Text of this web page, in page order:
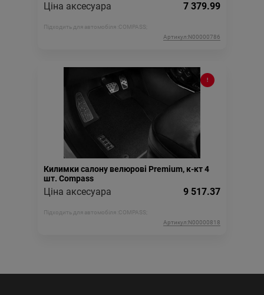
Ціна аксесуара 7 379.99
Підходить для автомобіля : COMPASS;
Артикул:N00000786
Килимки салону велюрові Premium, к-кт 4
шт. Compass
Ціна аксесуара 9 517.37
Підходить для автомобіля : COMPASS;
Артикул:N00000818